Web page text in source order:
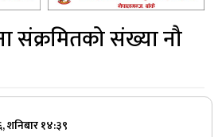
संक्रमितको संख्या नौ
शनिबार १४:३९